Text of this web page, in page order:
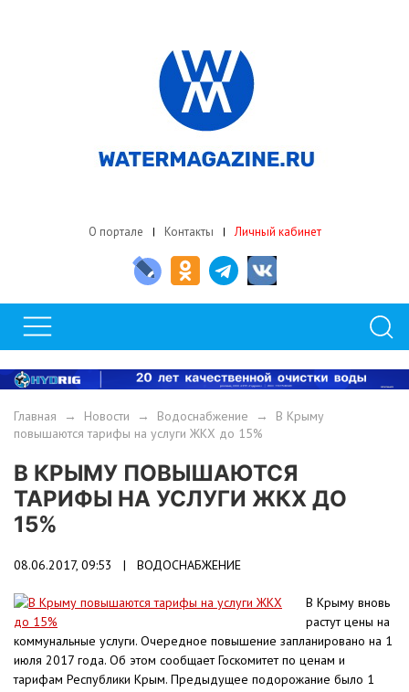
О портале Контакты Личный кабинет
Главная → Новости → Водоснабжение → В Крыму
повышаются тарифы на услуги ЖКХ до 15%
В КРЫМУ ПОВЫШАЮТСЯ
ТАРИФЫ НА УСЛУГИ ЖКХ ДО
15%
08.06.2017, 09:53 | ВОДОСНАБЖЕНИЕ
В Крыму вновь
растут цены на
коммунальные услуги. Очередное повышение запланировано на 1
июля 2017 года. Об этом сообщает Госкомитет по ценам и
тарифам Республики Крым. Предыдущее подорожание было 1